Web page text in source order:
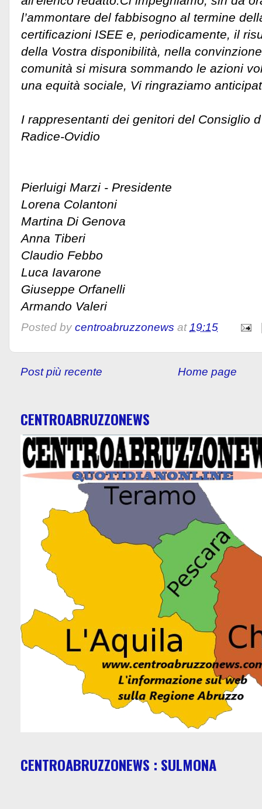
l’ammontare del fabbisogno al termine
certificazioni ISEE e, periodicamente, il
della Vostra disponibilità, nella
comunità si misura sommando le azioni
una equità sociale, Vi ringraziamo
I rappresentanti dei genitori del Consiglio
Radice-Ovidio
Pierluigi Marzi - Presidente
Lorena Colantoni
Martina Di Genova
Anna Tiberi
Claudio Febbo
Luca Iavarone
Giuseppe Orfanelli
Armando Valeri
Posted by centroabruzzonews at19:15
Post più recente Home page
CENTROABRUZZONEWS
CENTROABRUZZONEWS : SULMONA